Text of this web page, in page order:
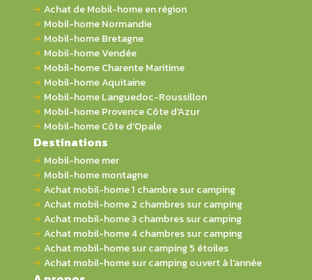
Achat de Mobil-home en région
Mobil-home Normandie
Mobil-home Bretagne
Mobil-home Vendée
Mobil-home Charente Maritime
Mobil-home Aquitaine
Mobil-home Languedoc-Roussillon
Mobil-home Provence Côte d'Azur
Mobil-home Côte d'Opale
Destinations
Mobil-home mer
Mobil-home montagne
Achat mobil-home 1 chambre sur camping
Achat mobil-home 2 chambres sur camping
Achat mobil-home 3 chambres sur camping
Achat mobil-home 4 chambres sur camping
Achat mobil-home sur camping 5 étoiles
Achat mobil-home sur camping ouvert à l'année